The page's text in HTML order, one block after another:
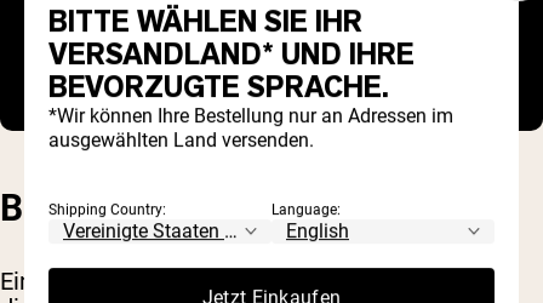
BEQUEMLICHKEIT
Einer der größten Vorteile von Proteinpulvern ist
BITTE WÄHLEN SIE IHR
VERSANDLAND* UND IHRE
BEVORZUGTE SPRACHE.
*Wir können Ihre Bestellung nur an Adressen im
ausgewählten Land versenden.
Shipping Country: Language:
Jetzt Einkaufen